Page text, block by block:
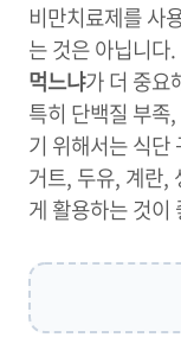
비만치료제를 사
는 것은 아닙니다
먹느냐가 더 중요
특히 단백질 부족
기 위해서는 식단
거트, 두유, 계란,
게 활용하는 것이